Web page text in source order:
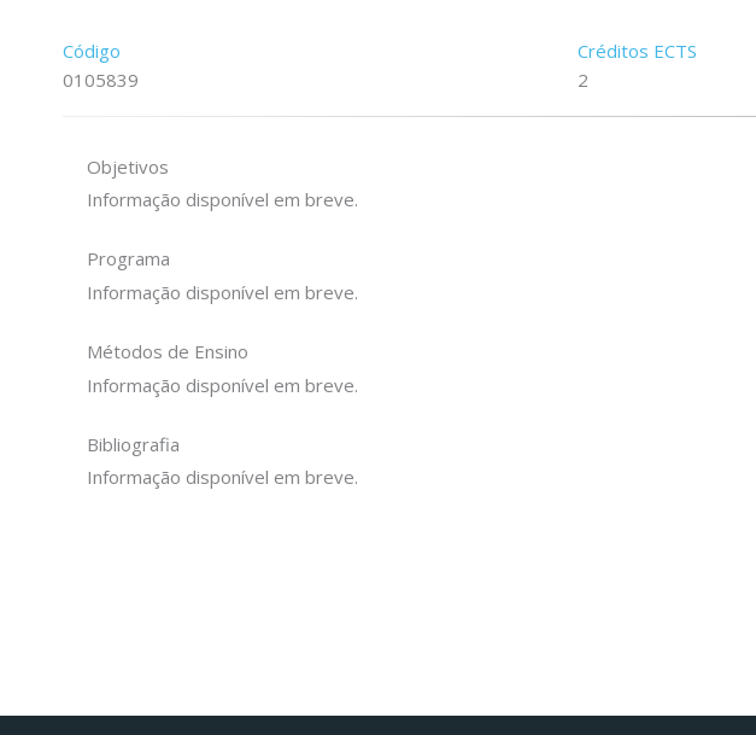
Código
0105839
Créditos ECTS
2
Objetivos
Informação disponível em breve.
Programa
Informação disponível em breve.
Métodos de Ensino
Informação disponível em breve.
Bibliografia
Informação disponível em breve.